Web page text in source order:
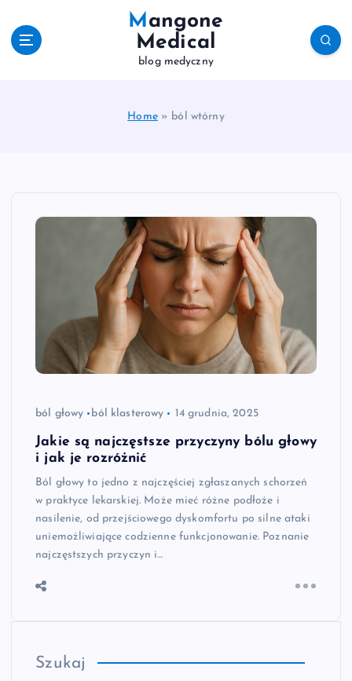
Mangone
Medical
blog medyczny
Home» ból wtórny
ból głowy ból klasterowy 14 grudnia, 2025
Jakie są najczęstsze przyczyny bólu głowy
i jak je rozróżnić
Ból głowy to jedno z najczęściej zgłaszanych schorzeń
w praktyce lekarskiej. Może mieć różne podłoże i
nasilenie, od przejściowego dyskomfortu po silne ataki
uniemożliwiające codzienne funkcjonowanie. Poznanie
najczęstszych przyczyn i…
Szukaj